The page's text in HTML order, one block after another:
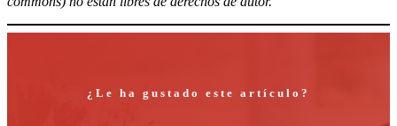
¿Le ha gustado este artículo?